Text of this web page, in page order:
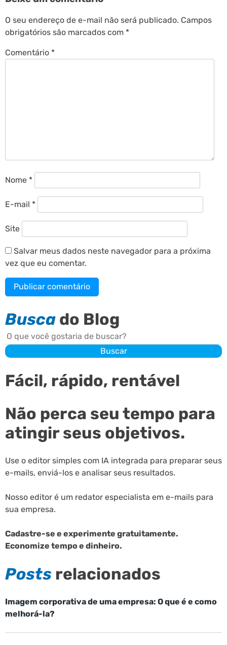
O seu endereço de e-mail não será publicado. Campos
obrigatórios são marcados com *
Comentário *
Nome *
E-mail *
Site
Salvar meus dados neste navegador para a próxima
vez que eu comentar.
Busca do Blog
Buscar
Buscar
Fácil, rápido, rentável
Não perca seu tempo para
atingir seus objetivos.
Use o editor simples com IA integrada para preparar seus
e-mails, enviá-los e analisar seus resultados.
Nosso editor é um redator especialista em e-mails para
sua empresa.
Cadastre-se e experimente gratuitamente.
Economize tempo e dinheiro.
Posts relacionados
Imagem corporativa de uma empresa: O que é e como
melhorá-la?